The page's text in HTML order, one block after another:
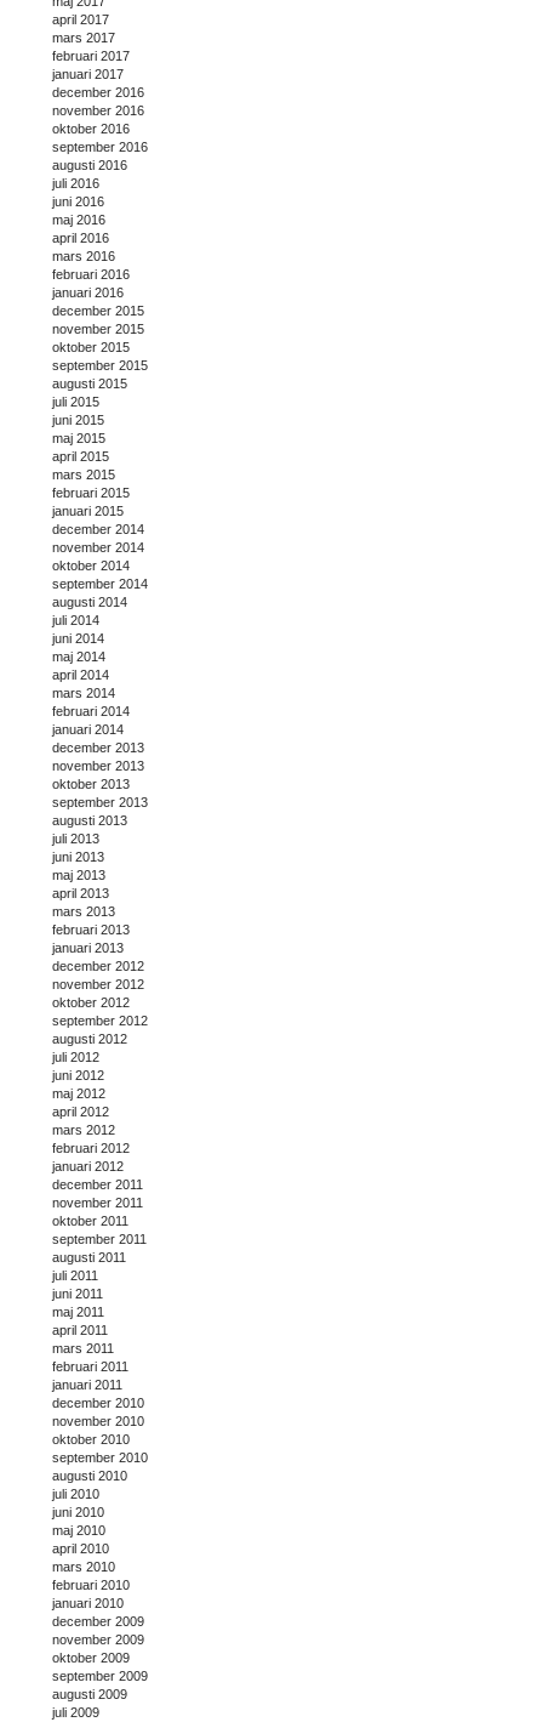
april 2017
mars 2017
februari 2017
januari 2017
december 2016
november 2016
oktober 2016
september 2016
augusti 2016
juli 2016
juni 2016
maj 2016
april 2016
mars 2016
februari 2016
januari 2016
december 2015
november 2015
oktober 2015
september 2015
augusti 2015
juli 2015
juni 2015
maj 2015
april 2015
mars 2015
februari 2015
januari 2015
december 2014
november 2014
oktober 2014
september 2014
augusti 2014
juli 2014
juni 2014
maj 2014
april 2014
mars 2014
februari 2014
januari 2014
december 2013
november 2013
oktober 2013
september 2013
augusti 2013
juli 2013
juni 2013
maj 2013
april 2013
mars 2013
februari 2013
januari 2013
december 2012
november 2012
oktober 2012
september 2012
augusti 2012
juli 2012
juni 2012
maj 2012
april 2012
mars 2012
februari 2012
januari 2012
december 2011
november 2011
oktober 2011
september 2011
augusti 2011
juli 2011
juni 2011
maj 2011
april 2011
mars 2011
februari 2011
januari 2011
december 2010
november 2010
oktober 2010
september 2010
augusti 2010
juli 2010
juni 2010
maj 2010
april 2010
mars 2010
februari 2010
januari 2010
december 2009
november 2009
oktober 2009
september 2009
augusti 2009
juli 2009